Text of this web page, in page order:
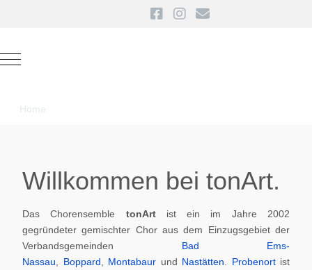
Mobile Menu Toggle
Home
Willkommen bei tonArt.
Das Chorensemble tonArt ist ein im Jahre 2002
gegründeter gemischter Chor aus dem Einzugsgebiet der
Verbandsgemeinden Bad Ems-
Nassau
Boppard Montabaur und Nastätten Probenortist